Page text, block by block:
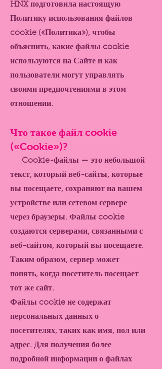
HNX подготовила настоящую
Политику использования файлов
cookie («Политика»), чтобы
объяснить, какие файлы cookie
используются на Сайте и как
пользователи могут управлять
своими предпочтениями в этом
отношении.
Что такое файл cookie
(«Cookie»)?
Cookie-файлы — это небольшой
текст, который веб-сайты, которые
вы посещаете, сохраняют на вашем
устройстве или сетевом сервере
через браузеры. Файлы cookie
создаются серверами, связанными с
веб-сайтом, который вы посещаете.
Таким образом, сервер может
понять, когда посетитель посещает
тот же сайт.
Файлы cookie не содержат
персональных данных о
посетителях, таких как имя, пол или
адрес. Для получения более
подробной информации о файлах